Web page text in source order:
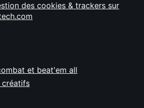
des cookies & trackers sur
et beat'em all
créatifs